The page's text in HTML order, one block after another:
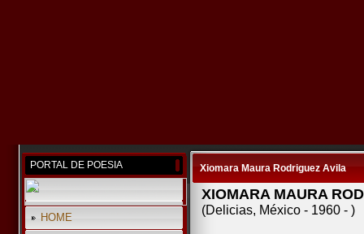
PORTAL DE POESIA
HOME
Xiomara Maura Rodriguez Avila
XIOMARA MAURA
(Delicias, México - 1960 - )